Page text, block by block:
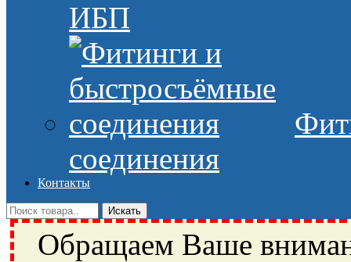
ИБП
соединения
Контакты
Обращаем Ваше